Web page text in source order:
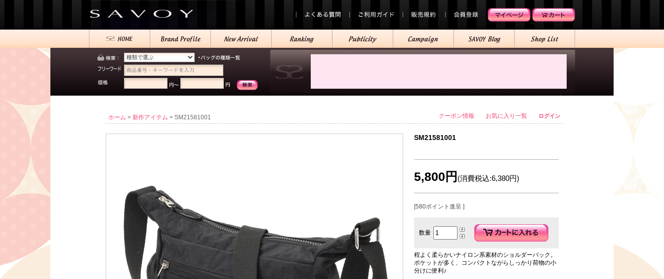
クーポン情報 お気に入り一覧 ログイン
ホーム > 新作アイテム > SM21581001
SM21581001
程よく柔らかいナイロン系素材のショルダーバック。
ポケットが多く、コンパクトながらしっかり荷物の小
分けに便利♪
5,800円 (消費税込:6,380円)
[580ポイント進呈 ]
数量